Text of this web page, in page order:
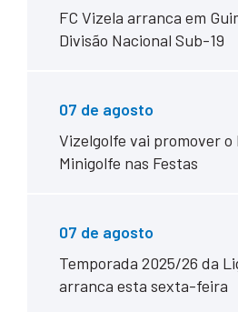
FC Vizela arranca em
Divisão Nacional Sub-19
07 de agosto
Vizelgolfe vai promover o
Minigolfe nas Festas
07 de agosto
Temporada 2025/26 da
arranca esta sexta-feira